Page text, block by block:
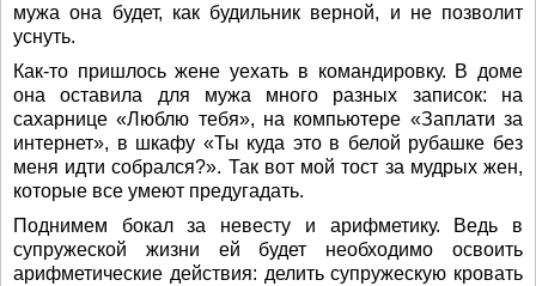
мужа она будет, как будильник верной, и не позволит
уснуть.
Как-то пришлось жене уехать в командировку. В доме
она оставила для мужа много разных записок: на
сахарнице «Люблю тебя», на компьютере «Заплати за
интернет», в шкафу «Ты куда это в белой рубашке без
меня идти собрался?». Так вот мой тост за мудрых жен,
которые все умеют предугадать.
Поднимем бокал за невесту и арифметику. Ведь в
супружеской жизни ей будет необходимо освоить
арифметические действия: делить супружескую кровать